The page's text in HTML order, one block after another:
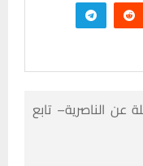
عن الناصرية– تابع